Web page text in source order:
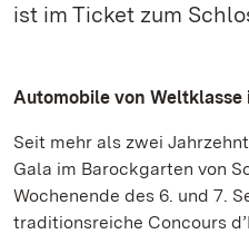
ist im Ticket zum
Automobile von
Seit mehr als zwei
Gala im Barockgarten von
Wochenende des 6. und 7.
traditionsreiche Concours